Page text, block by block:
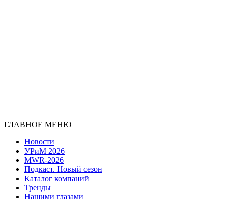
ГЛАВНОЕ МЕНЮ
Новости
УРиМ 2026
MWR-2026
Подкаст. Новый сезон
Каталог компаний
Тренды
Нашими глазами